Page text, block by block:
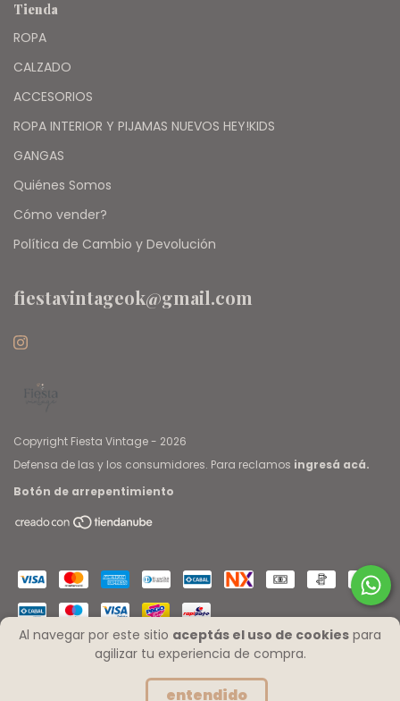
Al navegar por este sitio aceptás el uso de cookies para
agilizar tu experiencia de compra.
entendido
Tienda
ROPA
CALZADO
ACCESORIOS
ROPA INTERIOR Y PIJAMAS NUEVOS HEY!KIDS
GANGAS
Quiénes Somos
Cómo vender?
Política de Cambio y Devolución
fiestavintageok@gmail.com
Copyright Fiesta Vintage - 2026
Defensa de las y los consumidores. Para reclamos ingresá acá.
Botón de arrepentimiento